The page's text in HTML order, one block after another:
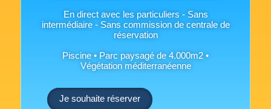
En direct avec les particuliers - Sans
intermédiaire - Sans commission de centrale de
réservation
Piscine • Parc paysagé de 4.000m2 •
Végétation méditerranéenne
Je souhaite réserver